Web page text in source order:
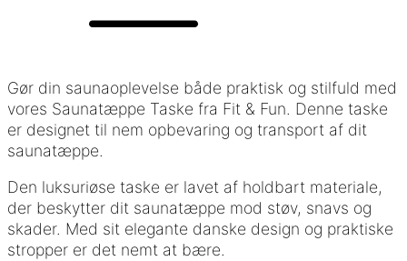
Gør din saunaoplevelse både praktisk og stilfuld med
vores Saunatæppe Taske fra Fit & Fun. Denne taske
er designet til nem opbevaring og transport af dit
saunatæppe.
Den luksuriøse taske er lavet af holdbart materiale,
der beskytter dit saunatæppe mod støv, snavs og
skader. Med sit elegante danske design og praktiske
stropper er det nemt at bære.